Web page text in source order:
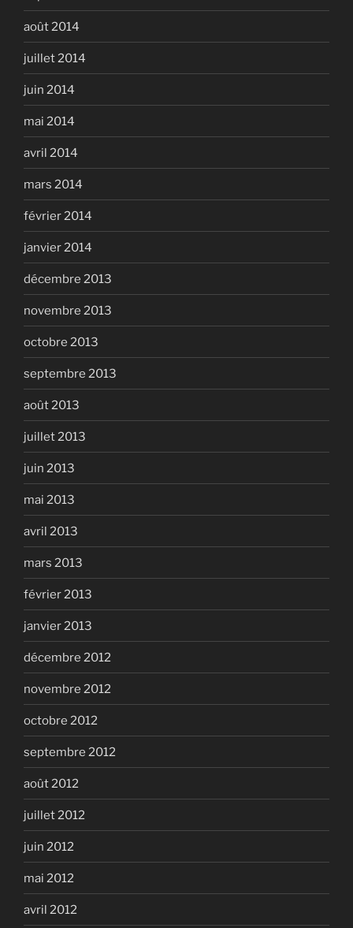
août 2014
juillet 2014
juin 2014
mai 2014
avril 2014
mars 2014
février 2014
janvier 2014
décembre 2013
novembre 2013
octobre 2013
septembre 2013
août 2013
juillet 2013
juin 2013
mai 2013
avril 2013
mars 2013
février 2013
janvier 2013
décembre 2012
novembre 2012
octobre 2012
septembre 2012
août 2012
juillet 2012
juin 2012
mai 2012
avril 2012